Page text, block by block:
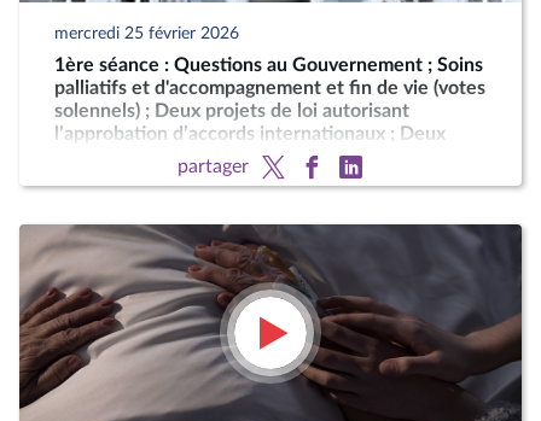
mercredi 25 février 2026
1ère séance : Questions au Gouvernement ; Soins
palliatifs et d'accompagnement et fin de vie (votes
solennels) ; Deux projets de loi autorisant
l’approbation d’accords internationaux ; Deux
motions de censure (art. 49, al. 2, de la
partager